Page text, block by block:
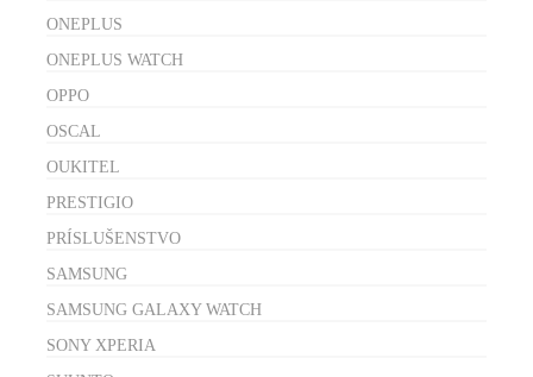
ONEPLUS
ONEPLUS WATCH
OPPO
OSCAL
OUKITEL
PRESTIGIO
PRÍSLUŠENSTVO
SAMSUNG
SAMSUNG GALAXY WATCH
SONY XPERIA